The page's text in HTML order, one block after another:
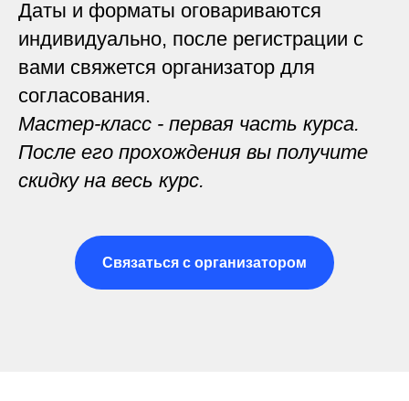
Даты и форматы оговариваются
индивидуально, после регистрации с
вами свяжется организатор для
согласования.
Мастер-класс - первая часть курса.
После его прохождения вы получите
скидку на весь курс.
Связаться с организатором